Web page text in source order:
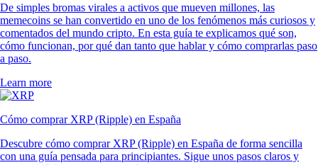
De simples bromas virales a activos que mueven millones, las
memecoins se han convertido en uno de los fenómenos más curiosos y
comentados del mundo cripto. En esta guía te explicamos qué son,
cómo funcionan, por qué dan tanto que hablar y cómo comprarlas paso
a paso.
Learn more
Cómo comprar XRP (Ripple) en España
Descubre cómo comprar XRP (Ripple) en España de forma sencilla
con una guía pensada para principiantes. Sigue unos pasos claros y